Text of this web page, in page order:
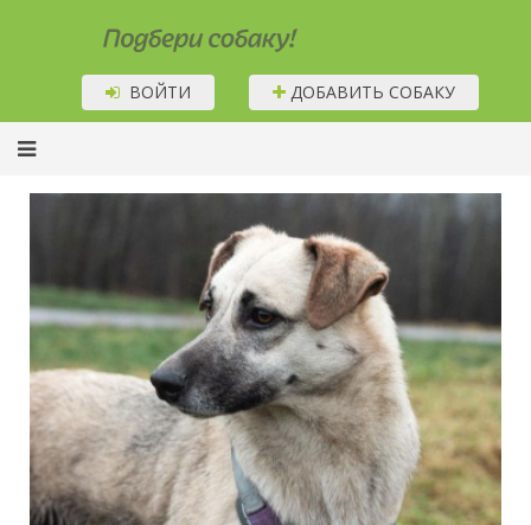
Подбери собаку!
ВОЙТИ ДОБАВИТЬ СОБАКУ